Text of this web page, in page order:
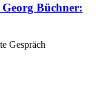
Georg Büchner:
Gespräch